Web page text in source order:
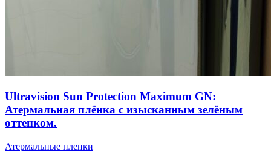
Ultravision Sun Protection Maximum GN:
Атермальная плёнка с изысканным зелёным
оттенком.
Атермальные пленки